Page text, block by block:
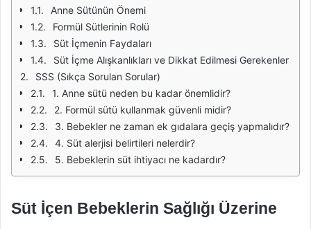
Anne Sütünün Önemi
Formül Sütlerinin Rolü
Süt İçmenin Faydaları
Süt İçme Alışkanlıkları ve Dikkat Edilmesi Gerekenler
SSS (Sıkça Sorulan Sorular)
1. Anne sütü neden bu kadar önemlidir?
2. Formül sütü kullanmak güvenli midir?
3. Bebekler ne zaman ek gıdalara geçiş yapmalıdır?
4. Süt alerjisi belirtileri nelerdir?
5. Bebeklerin süt ihtiyacı ne kadardır?
Süt İçen Bebeklerin Sağlığı Üzerine